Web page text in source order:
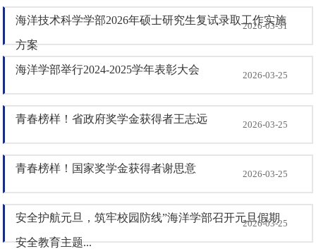
海洋技术科学学部2026年硕士研究生复试录取工作实施
方案
2026-03-31
海洋学部举行2024-2025学年表彰大会 2026-03-25
青春榜样！省政府奖学金获得者王志远 2026-03-25
青春榜样！国家奖学金获得者谢思意 2026-03-25
安全护航元旦，筑牢校园防线”海洋学部召开元旦假期
安全教育主题...
2026-03-25